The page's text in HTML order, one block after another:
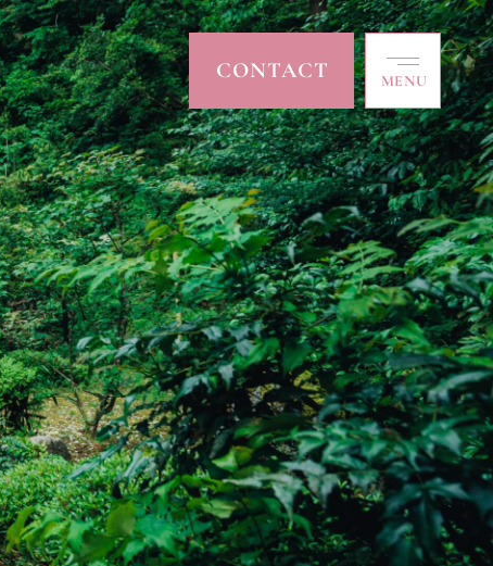
CONTACT MENU
TOP トップ
ABOUT 私たちについて
COLLECTION コレクション
ACCESSORY アクセサリー
ACCESS アクセス
NEWS / BLOG ニュース/ブログ
CONTACT